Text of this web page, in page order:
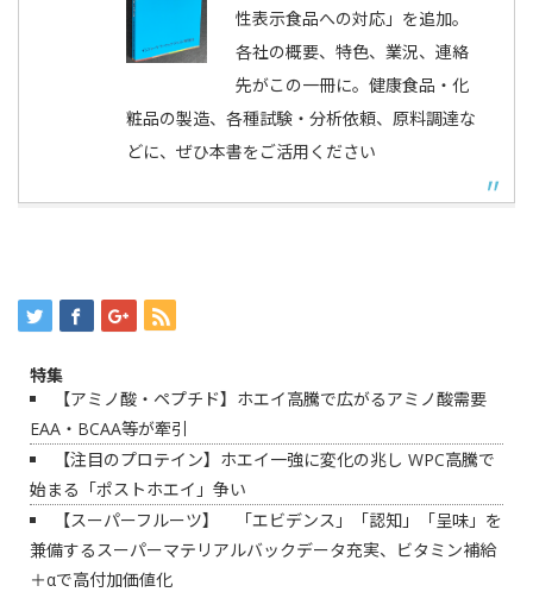
性表示食品への対応」を追加。
各社の概要、特色、業況、連絡
先がこの一冊に。健康食品・化
粧品の製造、各種試験・分析依頼、原料調達な
どに、ぜひ本書をご活用ください
特集
【アミノ酸・ペプチド】ホエイ高騰で広がるアミノ酸需要
EAA・BCAA等が牽引
【注目のプロテイン】ホエイ一強に変化の兆し WPC高騰で
始まる「ポストホエイ」争い
【スーパーフルーツ】 「エビデンス」「認知」「呈味」を
兼備するスーパーマテリアルバックデータ充実、ビタミン補給
＋αで高付加価値化